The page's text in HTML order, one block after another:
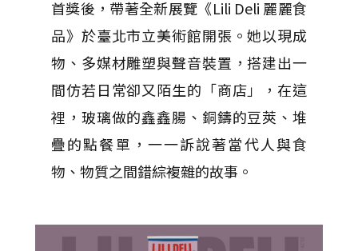
首獎後，帶著全新展覽《Lili Deli 麗麗食
品》於臺北市立美術館開張。她以現成
物、多媒材雕塑與聲音裝置，搭建出一
間仿若日常卻又陌生的「商店」，在這
裡，玻璃做的鑫鑫腸、銅鑄的豆莢、堆
疊的點餐單，一一訴說著當代人與食
物、物質之間錯綜複雜的故事。